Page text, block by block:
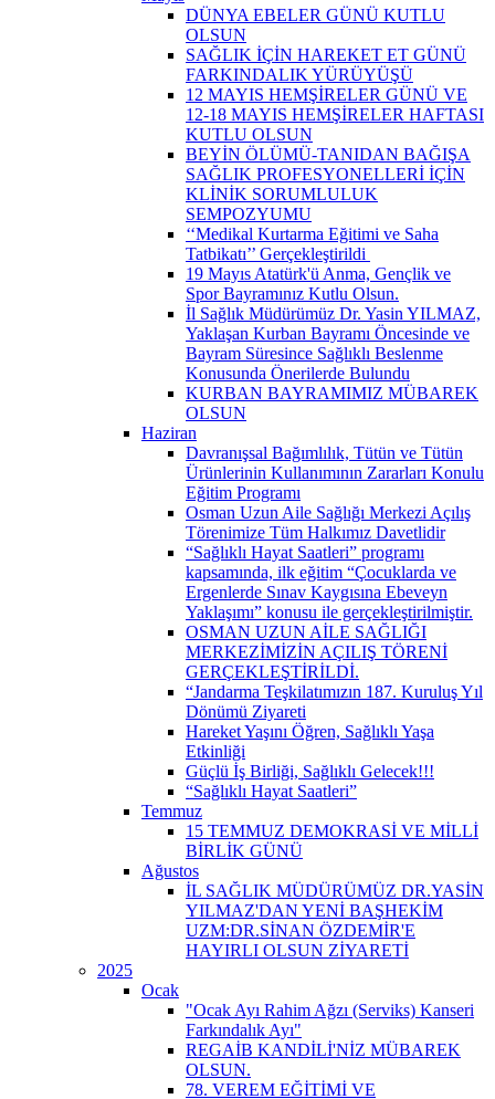
DÜNYA EBELER GÜNÜ KUTLU
OLSUN
SAĞLIK İÇİN HAREKET ET GÜNÜ
FARKINDALIK YÜRÜYÜŞÜ
12 MAYIS HEMŞİRELER GÜNÜ VE
12-18 MAYIS HEMŞİRELER HAFTASI
KUTLU OLSUN
BEYİN ÖLÜMÜ-TANIDAN BAĞIŞA
SAĞLIK PROFESYONELLERİ İÇİN
KLİNİK SORUMLULUK
SEMPOZYUMU
‘‘Medikal Kurtarma Eğitimi ve Saha
Tatbikatı’’ Gerçekleştirildi ​
19 Mayıs Atatürk'ü Anma, Gençlik ve
Spor Bayramınız Kutlu Olsun.
İl Sağlık Müdürümüz Dr. Yasin YILMAZ,
Yaklaşan Kurban Bayramı Öncesinde ve
Bayram Süresince Sağlıklı Beslenme
Konusunda Önerilerde Bulundu
KURBAN BAYRAMIMIZ MÜBAREK
OLSUN
Haziran
Davranışsal Bağımlılık, Tütün ve Tütün
Ürünlerinin Kullanımının Zararları Konulu
Eğitim Programı
Osman Uzun Aile Sağlığı Merkezi Açılış
Törenimize Tüm Halkımız Davetlidir
“Sağlıklı Hayat Saatleri” programı
kapsamında, ilk eğitim “Çocuklarda ve
Ergenlerde Sınav Kaygısına Ebeveyn
Yaklaşımı” konusu ile gerçekleştirilmiştir.
OSMAN UZUN AİLE SAĞLIĞI
MERKEZİMİZİN AÇILIŞ TÖRENİ
GERÇEKLEŞTİRİLDİ.
“Jandarma Teşkilatımızın 187. Kuruluş Yıl
Dönümü Ziyareti
Hareket Yaşını Öğren, Sağlıklı Yaşa
Etkinliği
Güçlü İş Birliği, Sağlıklı Gelecek!!!
“Sağlıklı Hayat Saatleri”
Temmuz
15 TEMMUZ DEMOKRASİ VE MİLLİ
BİRLİK GÜNÜ
Ağustos
İL SAĞLIK MÜDÜRÜMÜZ DR.YASİN
YILMAZ'DAN YENİ BAŞHEKİM
UZM:DR.SİNAN ÖZDEMİR'E
HAYIRLI OLSUN ZİYARETİ
2025
Ocak
"Ocak Ayı Rahim Ağzı (Serviks) Kanseri
Farkındalık Ayı"
REGAİB KANDİLİ'NİZ MÜBAREK
OLSUN.
78. VEREM EĞİTİMİ VE